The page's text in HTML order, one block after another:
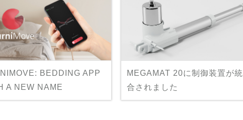
BEDDING APP
A NEW NAME
MEGAMAT 20に制御装置が統
合されました